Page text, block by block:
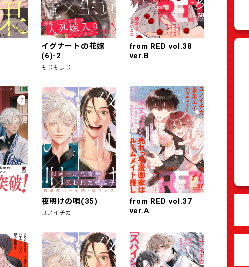
イグナートの花嫁
(6)-2
もりもより
from RED vol.38
ver.B
夜明けの唄(35)
ユノイチカ
from RED vol.37
ver.A